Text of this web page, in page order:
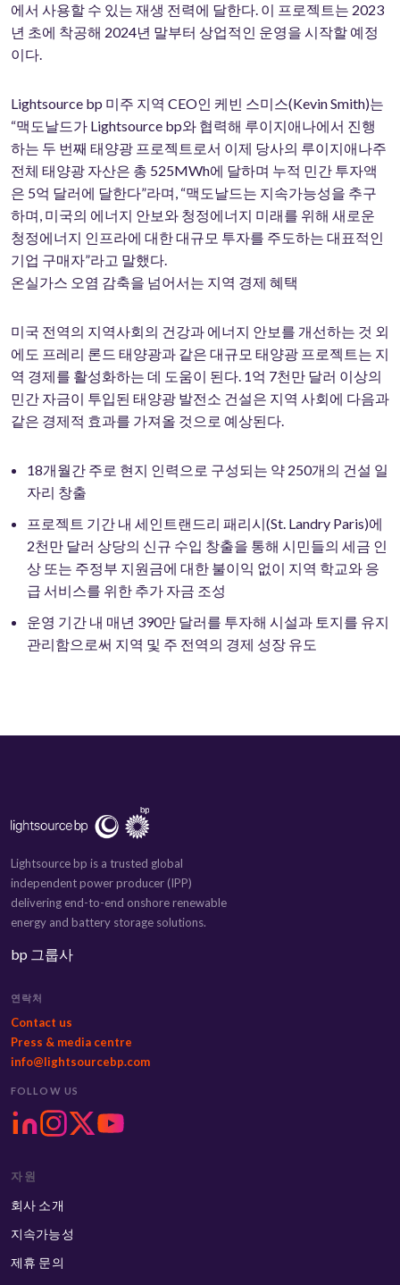
에서 사용할 수 있는 재생 전력에 달한다. 이 프로젝트는 2023
년 초에 착공해 2024년 말부터 상업적인 운영을 시작할 예정
이다.
Lightsource bp 미주 지역 CEO인 케빈 스미스(Kevin Smith)는
“맥도날드가 Lightsource bp와 협력해 루이지애나에서 진행
하는 두 번째 태양광 프로젝트로서 이제 당사의 루이지애나주
전체 태양광 자산은 총 525MWh에 달하며 누적 민간 투자액
은 5억 달러에 달한다”라며, “맥도날드는 지속가능성을 추구
하며, 미국의 에너지 안보와 청정에너지 미래를 위해 새로운
청정에너지 인프라에 대한 대규모 투자를 주도하는 대표적인
기업 구매자”라고 말했다.
온실가스 오염 감축을 넘어서는 지역 경제 혜택
미국 전역의 지역사회의 건강과 에너지 안보를 개선하는 것 외
에도 프레리 론드 태양광과 같은 대규모 태양광 프로젝트는 지
역 경제를 활성화하는 데 도움이 된다. 1억 7천만 달러 이상의
민간 자금이 투입된 태양광 발전소 건설은 지역 사회에 다음과
같은 경제적 효과를 가져올 것으로 예상된다.
18개월간 주로 현지 인력으로 구성되는 약 250개의 건설 일
자리 창출
프로젝트 기간 내 세인트랜드리 패리시(St. Landry Paris)에
2천만 달러 상당의 신규 수입 창출을 통해 시민들의 세금 인
상 또는 주정부 지원금에 대한 불이익 없이 지역 학교와 응
급 서비스를 위한 추가 자금 조성
운영 기간 내 매년 390만 달러를 투자해 시설과 토지를 유지
관리함으로써 지역 및 주 전역의 경제 성장 유도
Lightsource bp is a trusted global
independent power producer (IPP)
delivering end-to-end onshore renewable
energy and battery storage solutions.
bp 그룹사
연락처
Contact us
Press & media centre
info@lightsourcebp.com
FOLLOW US
자원
회사 소개
지속가능성
제휴 문의